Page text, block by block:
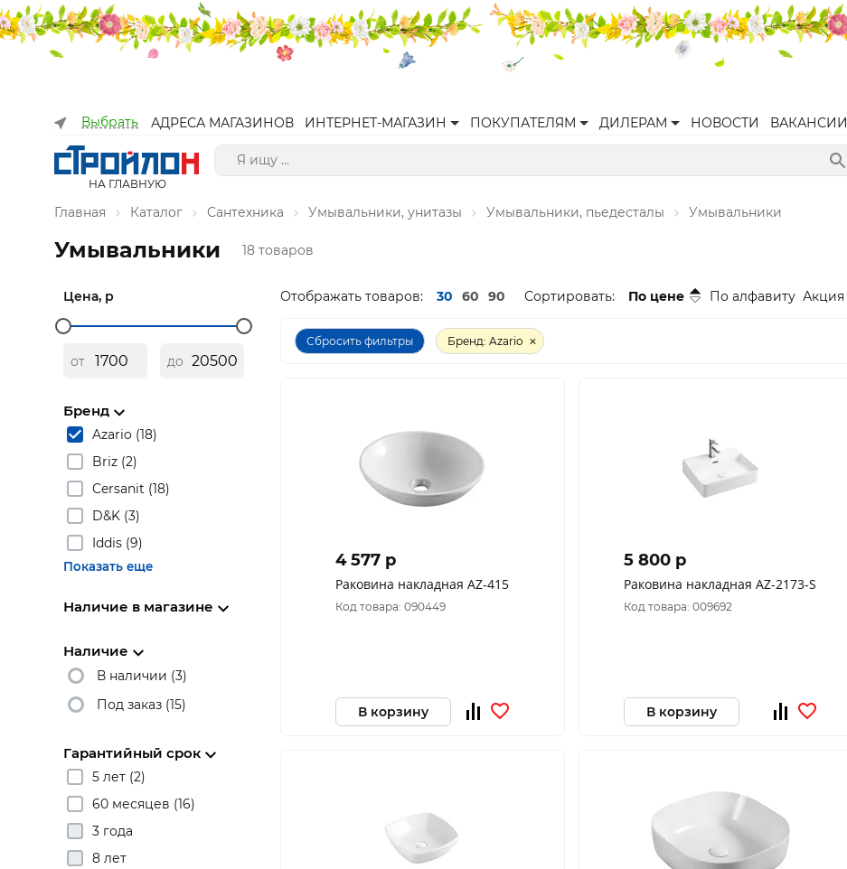
Выбрать АДРЕСА МАГАЗИНОВ ИНТЕРНЕТ-МАГАЗИН ПОКУПАТЕЛЯМ ДИЛЕРАМ НОВОСТИ ВАКАНСИИ
НА ГЛАВНУЮ
Главная Каталог Сантехника Умывальники, унитазы Умывальники, пьедесталы Умывальники
Умывальники 18 товаров
Цена, р
от до
Бренд
Azario (18)
Briz (2)
Cersanit (18)
D&K (3)
Iddis (9)
Показать еще
Наличие в магазине
Наличие
В наличии (3)
Под заказ (15)
Гарантийный срок
5 лет (2)
60 месяцев (16)
3 года
8 лет
Отображать товаров: 30 60 90 Сортировать: По цене По алфавиту Акция
Сбросить фильтры Бренд: Azario
4 577 p
Раковина накладная AZ-415
Код товара: 090449
В корзину
5 800 p
Раковина накладная AZ-2173-S
Код товара: 009692
В корзину